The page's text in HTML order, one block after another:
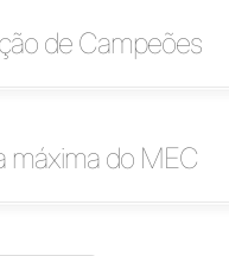
de Campeões
máxima do MEC